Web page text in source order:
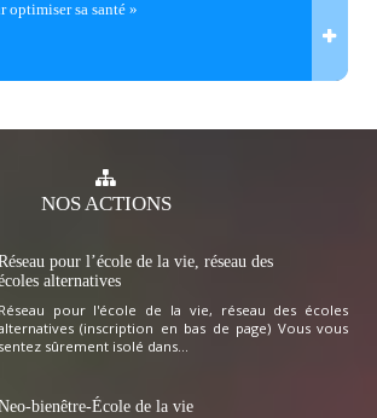
optimiser sa santé »
NOSACTIONS
pour l’école de la vie, réseau des
alternatives
Réseau pour l'école de la vie, réseau des écoles
(inscription en bas de page) Vous vous
sentez sûrement isolé dans...
bienêtre-École de la vie